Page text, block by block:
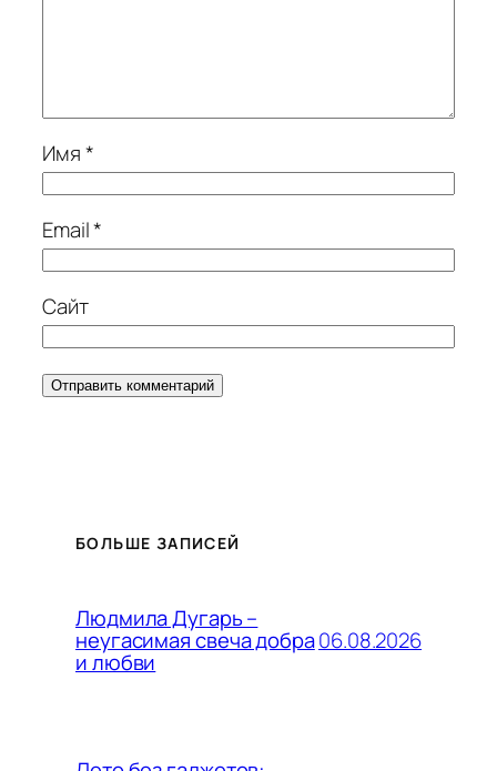
Имя*
Email*
Сайт
БОЛЬШЕ ЗАПИСЕЙ
Людмила Дугарь –
неугасимая свеча добра
и любви
06.08.2026